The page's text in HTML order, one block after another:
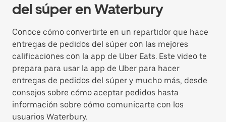
del súper en Waterbury
Conoce cómo convertirte en un repartidor que hace
entregas de pedidos del súper con las mejores
calificaciones con la app de Uber Eats. Este video te
prepara para usar la app de Uber para hacer
entregas de pedidos del súper y mucho más, desde
consejos sobre cómo aceptar pedidos hasta
información sobre cómo comunicarte con los
usuarios Waterbury.